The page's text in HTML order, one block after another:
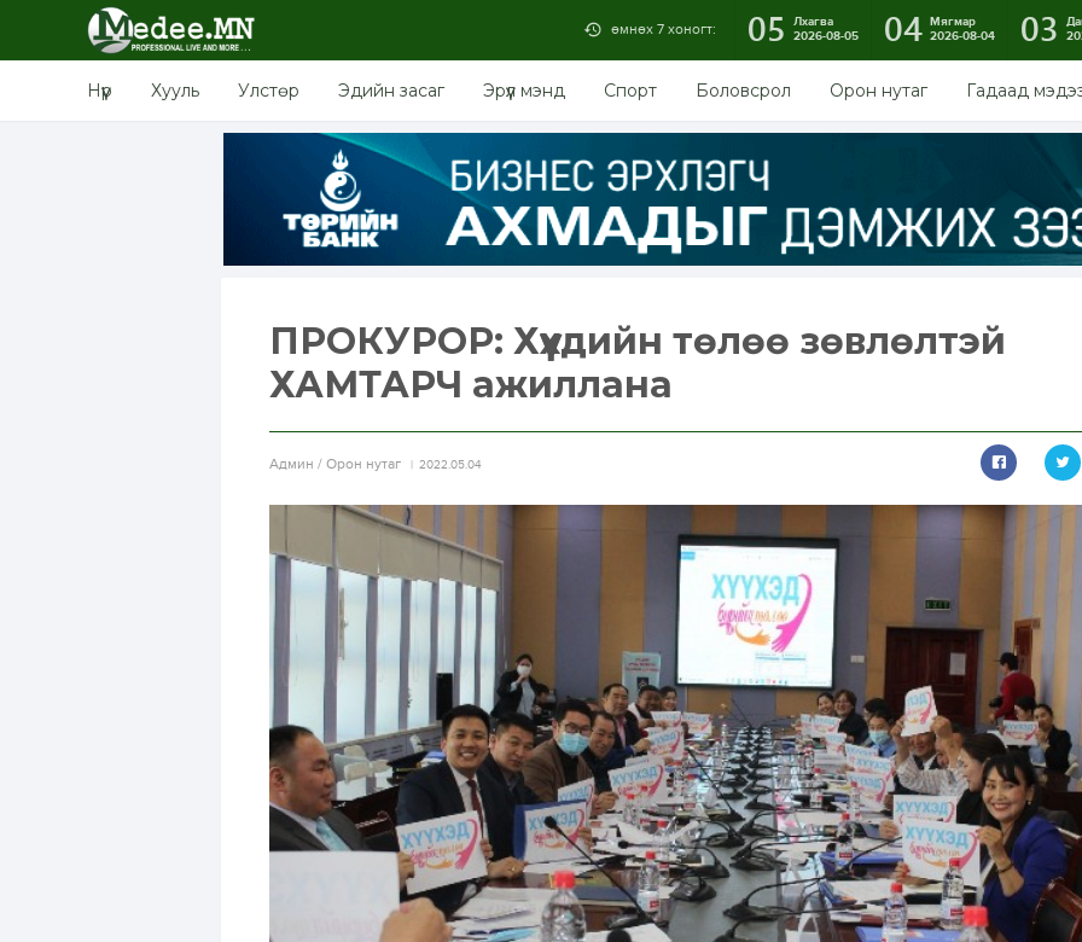
өмнөх 7 хоногт: 05
Лхагва
2026-08-05
04 Мягмар
2026-08-04
03
Нүүр Хууль Улстөр Эдийн засаг Эрүүл мэнд Спорт Боловсрол Орон нутаг Гадаад
ПРОКУРОР: Хүүхдийн төлөө зөвлөлтэй
ХАМТАРЧ ажиллана
Aдмин / Орон нутаг 2022.05.04